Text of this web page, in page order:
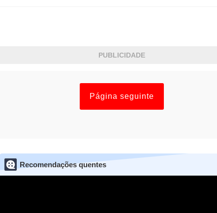
PUBLICIDADE
Página seguinte
Recomendações quentes